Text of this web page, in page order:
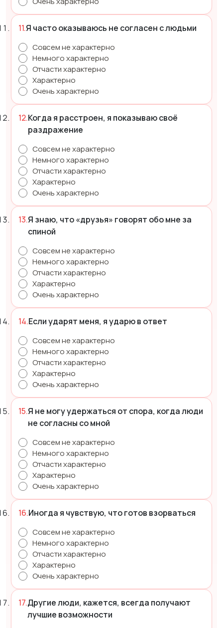
Я часто оказываюсь не согласен с людьми
Совсем не характерно
Немного характерно
Отчасти характерно
Характерно
Очень характерно
Когда я расстроен, я показываю своё
раздражение
Совсем не характерно
Немного характерно
Отчасти характерно
Характерно
Очень характерно
Я знаю, что «друзья» говорят обо мне за
спиной
Совсем не характерно
Немного характерно
Отчасти характерно
Характерно
Очень характерно
Если ударят меня, я ударю в ответ
Совсем не характерно
Немного характерно
Отчасти характерно
Характерно
Очень характерно
Я не могу удержаться от спора, когда люди
не согласны со мной
Совсем не характерно
Немного характерно
Отчасти характерно
Характерно
Очень характерно
Иногда я чувствую, что готов взорваться
Совсем не характерно
Немного характерно
Отчасти характерно
Характерно
Очень характерно
Другие люди, кажется, всегда получают
лучшие возможности